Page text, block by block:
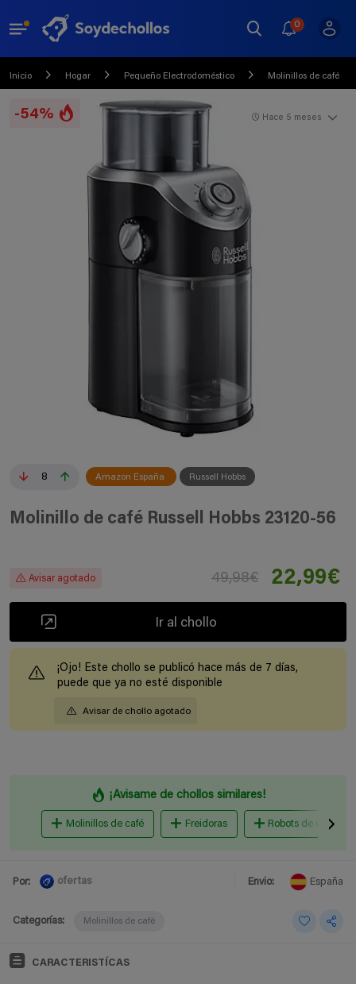
0
Inicio Hogar Pequeño Electrodoméstico Molinillos de café
-54%
8 Amazon España Russell Hobbs
Hace 5 meses
Molinillo de café Russell Hobbs 23120-56
Avisar agotado 49,98€ 22,99€
Ir al chollo
¡Ojo! Este chollo se publicó hace más de 7 días,
puede que ya no esté disponible
Avisar de chollo agotado
¡Avisame de chollos similares!
Molinillos de café Freidoras Robots de cocina
Por: ofertas Envio: España
Categorías: Molinillos de café
CARACTERISTÍCAS